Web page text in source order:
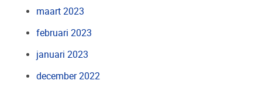
maart 2023
februari 2023
januari 2023
december 2022